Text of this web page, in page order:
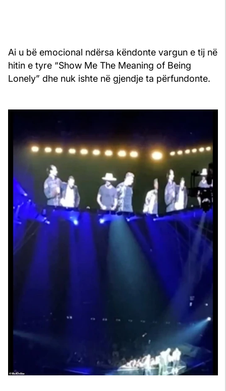
Ai u bë emocional ndërsa këndonte vargun e tij në
hitin e tyre “Show Me The Meaning of Being
Lonely” dhe nuk ishte në gjendje ta përfundonte.